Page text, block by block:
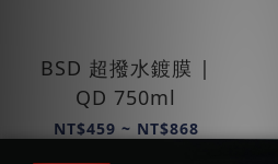
BSD 超撥水鍍膜 |
QD 750ml
NT$459 ~ NT$868